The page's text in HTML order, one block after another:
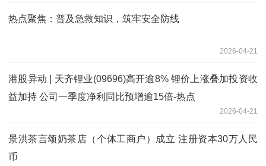
热点聚焦：普及急救知识，筑牢安全防线
2026-04-21
港股异动 | 天齐锂业(09696)高开逾8% 锂价上涨叠加投资收
益加持 公司一季度净利同比预增逾15倍-热点
2026-04-21
景洪茶言颂奶茶店（个体工商户）成立 注册资本30万人民
币